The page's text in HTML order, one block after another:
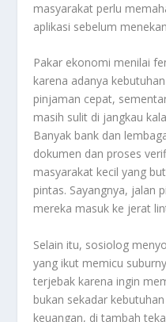
masyarakat perlu
aplikasi sebelum
Pakar ekonomi menilai
karena adanya
pinjaman cepat,
masih sulit di jangkau
Banyak bank dan
dokumen dan proses
masyarakat kecil yang
pintas. Sayangnya, jalan
mereka masuk ke jerat
Selain itu, sosiolog
yang ikut memicu
terjebak karena ingin
bukan sekadar
keuangan, di tambah